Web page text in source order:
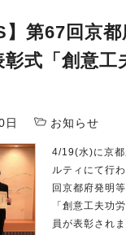
】第67回京
彰式「創意工
日 お知らせ
4/19(水)に京
ルティにて行
回京都府発明
「創意工夫功
員が表彰され